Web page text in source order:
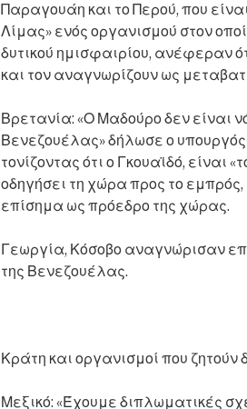
Παραγουάη και το Περού, που
Λίμας» ενός οργανισμού στον
δυτικού ημισφαιρίου, ανέφεραν
και τον αναγνωρίζουν ως
Βρετανία: «Ο Μαδούρο δεν είναι
Βενεζουέλας» δήλωσε ο
τονίζοντας ότι ο Γκουαϊδό, είναι
οδηγήσει τη χώρα προς το
επίσημα ως πρόεδρο της χώρας.
Γεωργία, Κόσοβο αναγνώρισαν
της Βενεζουέλας.
Κράτη και οργανισμοί που ζητούν
Μεξικό: «Έχουμε διπλωματικές